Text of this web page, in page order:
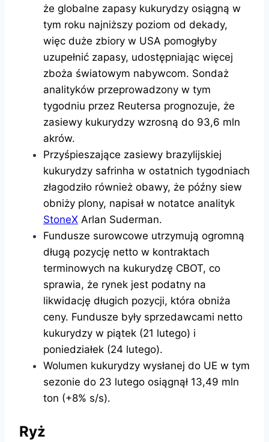
że globalne zapasy kukurydzy osiągną w
tym roku najniższy poziom od dekady,
więc duże zbiory w USA pomogłyby
uzupełnić zapasy, udostępniając więcej
zboża światowym nabywcom. Sondaż
analityków przeprowadzony w tym
tygodniu przez Reutersa prognozuje, że
zasiewy kukurydzy wzrosną do 93,6 mln
akrów.
Przyśpieszające zasiewy brazylijskiej
kukurydzy safrinha w ostatnich tygodniach
złagodziło również obawy, że późny siew
obniży plony, napisał w notatce analityk
StoneX Arlan Suderman.
Fundusze surowcowe utrzymują ogromną
długą pozycję netto w kontraktach
terminowych na kukurydzę CBOT, co
sprawia, że ​​rynek jest podatny na
likwidację długich pozycji, która obniża
ceny. Fundusze były sprzedawcami netto
kukurydzy w piątek (21 lutego) i
poniedziałek (24 lutego).
Wolumen kukurydzy wysłanej do UE w tym
sezonie do 23 lutego osiągnął 13,49 mln
ton (+8% s/s).
Ryż